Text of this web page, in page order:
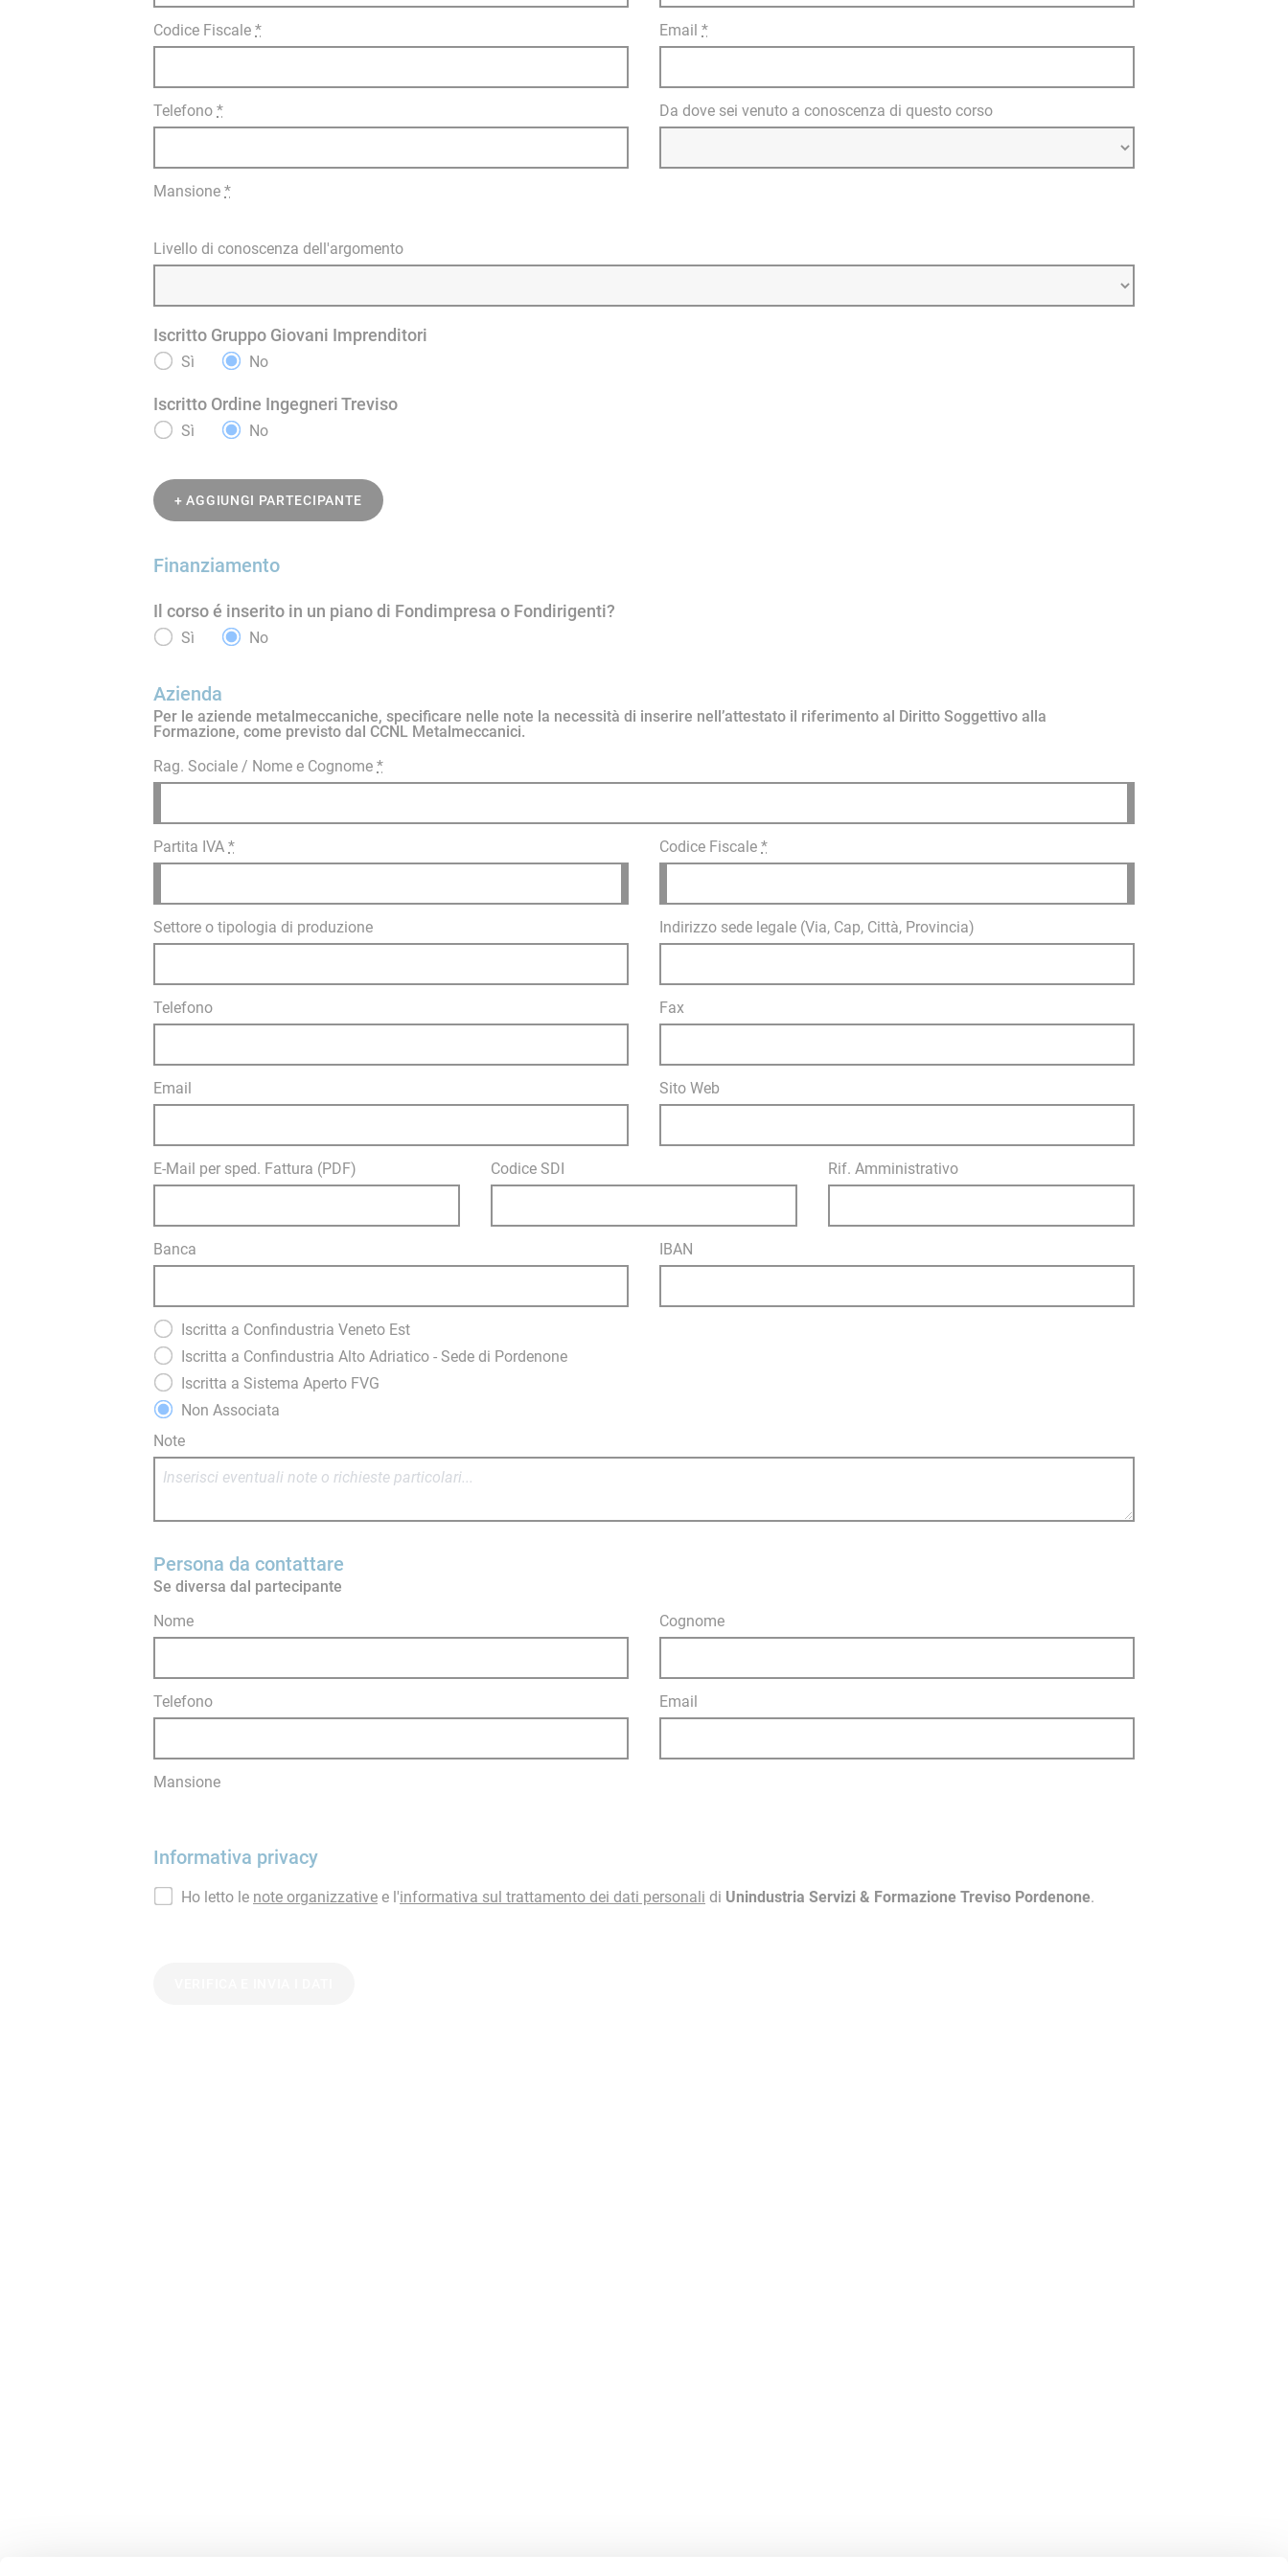
Codice Fiscale * Email *
Telefono * Da dove sei venuto a conoscenza di questo corso
Mansione *
Livello di conoscenza dell'argomento
Iscritto Gruppo Giovani Imprenditori
Sì No
Iscritto Ordine Ingegneri Treviso
Sì No
+ AGGIUNGI PARTECIPANTE
Finanziamento
Il corso é inserito in un piano di Fondimpresa o Fondirigenti?
Sì No
Azienda
Per le aziende metalmeccaniche, specificare nelle note la necessità di inserire nell’attestato il riferimento al Diritto Soggettivo alla
Formazione, come previsto dal CCNL Metalmeccanici.
Rag. Sociale / Nome e Cognome *
Partita IVA * Codice Fiscale *
Settore o tipologia di produzione Indirizzo sede legale (Via, Cap, Città, Provincia)
Telefono Fax
Email Sito Web
E-Mail per sped. Fattura (PDF) Codice SDI Rif. Amministrativo
Banca IBAN
Iscritta a Confindustria Veneto Est
Iscritta a Confindustria Alto Adriatico - Sede di Pordenone
Iscritta a Sistema Aperto FVG
Non Associata
Note
Persona da contattare
Se diversa dal partecipante
Nome
Cognome
Telefono Email
Mansione
Informativa privacy
Ho letto le note organizzative e l'informativa sul trattamento dei dati personali di Unindustria Servizi & Formazione Treviso Pordenone.